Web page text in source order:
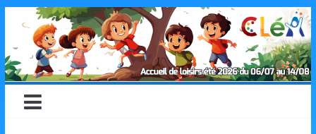
content
CLéA
–